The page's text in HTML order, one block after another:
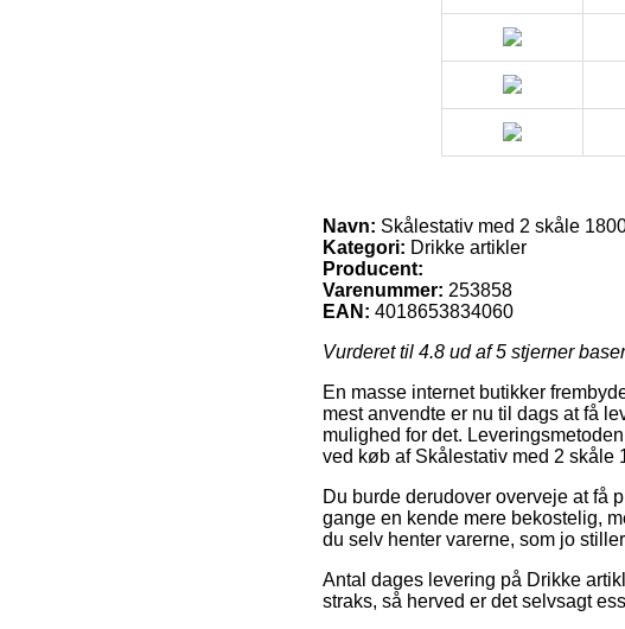
Navn: Skålestativ med 2 skåle
Kategori: Drikke artikler
Producent:
Varenummer: 253858
EAN: 4018653834060
Vurderet til 4.8 ud af 5 stjerner
En masse internet butikker
mest anvendte er nu til dags at få
mulighed for det.
ved køb af Skålestativ med 2 skåle
Du burde derudover overveje at få
gange en kende mere bekostelig,
du selv henter varerne, som jo
Antal dages levering på Drikke
straks, så herved er det selvsagt